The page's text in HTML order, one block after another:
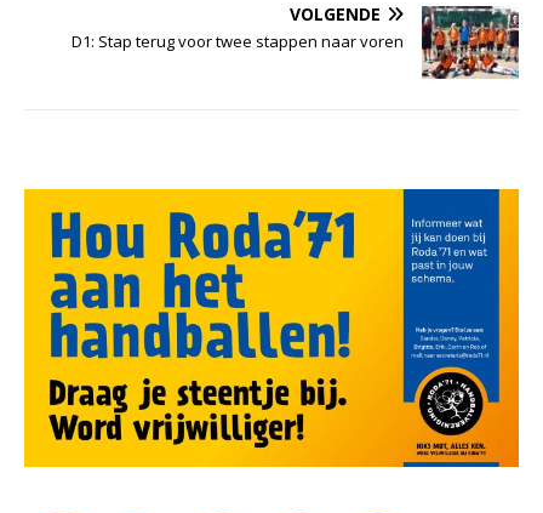
VOLGENDE
D1: Stap terug voor twee stappen naar voren